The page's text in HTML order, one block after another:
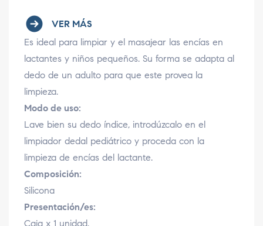
VER MÁS
Es ideal para limpiar y el masajear las encías en
lactantes y niños pequeños. Su forma se adapta al
dedo de un adulto para que este provea la
limpieza.
Modo de uso:
Lave bien su dedo índice, introdúzcalo en el
limpiador dedal pediátrico y proceda con la
limpieza de encías del lactante.
Composición:
Silicona
Presentación/es:
Caja x 1 unidad.